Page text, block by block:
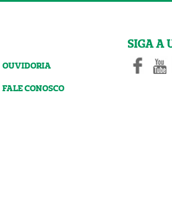
OUVIDORIA
FALE CONOSCO
SIGA A